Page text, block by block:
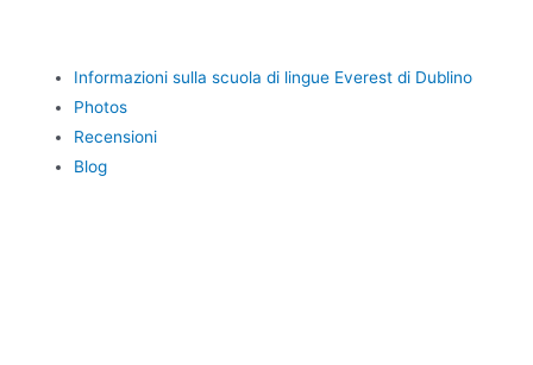
Informazioni sulla scuola di lingue Everest di Dublino
Photos
Recensioni
Blog